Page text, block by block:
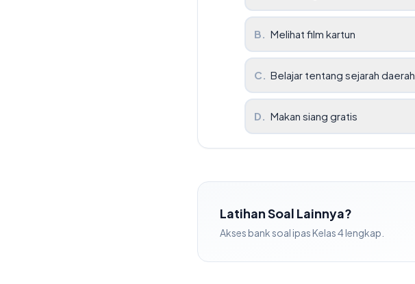
B. Melihat film kartun
C. Belajar tentang sejarah daerah
D. Makan siang gratis
Latihan Soal Lainnya?
Akses bank soalipasKelas4lengkap.